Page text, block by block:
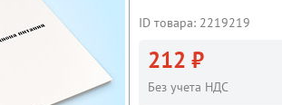
ID товара: 2219219
212 ₽
Без учета НДС